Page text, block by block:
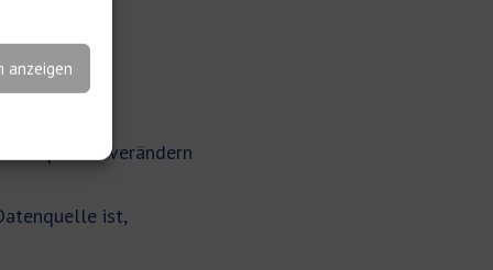
anzeigen
riskiert
Endpunkte verändern
ist,